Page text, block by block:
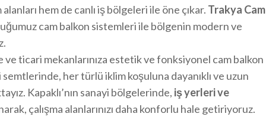
hem de canlı iş bölgeleri ile öne çıkar. Trakya Cam
cam balkon sistemleri ile bölgenin modern ve
ticari mekanlarınıza estetik ve fonksiyonel cam balkon
her türlü iklim koşuluna dayanıklı ve uzun
Kapaklı’nın sanayi bölgelerinde, iş yerleri ve
çalışma alanlarınızı daha konforlu hale getiriyoruz.